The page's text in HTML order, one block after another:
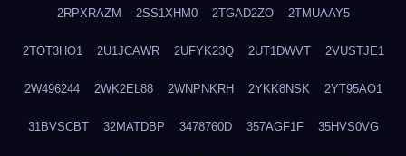
2RPXRAZM 2SS1XHM0 2TGAD2ZO 2TMUAAY5
2TOT3HO1 2U1JCAWR 2UFYK23Q 2UT1DWVT 2VUSTJE1
2W496244 2WK2EL88 2WNPNKRH 2YKK8NSK 2YT95AO1
31BVSCBT 32MATDBP 3478760D 357AGF1F 35HVS0VG